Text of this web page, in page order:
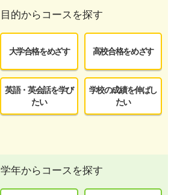
目的からコースを探す
大学合格をめざす 高校合格をめざす
英語・英会話を学び
たい
学校の成績を伸ばし
たい
学年からコースを探す